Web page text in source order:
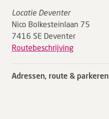
Locatie Deventer
Nico Bolkesteinlaan 75
7416 SE Deventer
Routebeschrijving
Adressen, route & parkeren